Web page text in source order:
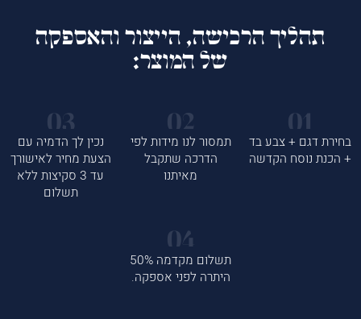
תהליך הרכישה, הייצור והאספקה
של המוצר:
בחירת דגם + צבע בד
+ הכנת נוסח הקדשה
תמסור לנו מידות לפי
הדרכה שתקבל
מאיתנו
נכין לך הדמיה עם
הצעת מחיר לאישורך
עד 3 סקיצות ללא
תשלום
תשלום מקדמה 50%
היתרה לפני אספקה.